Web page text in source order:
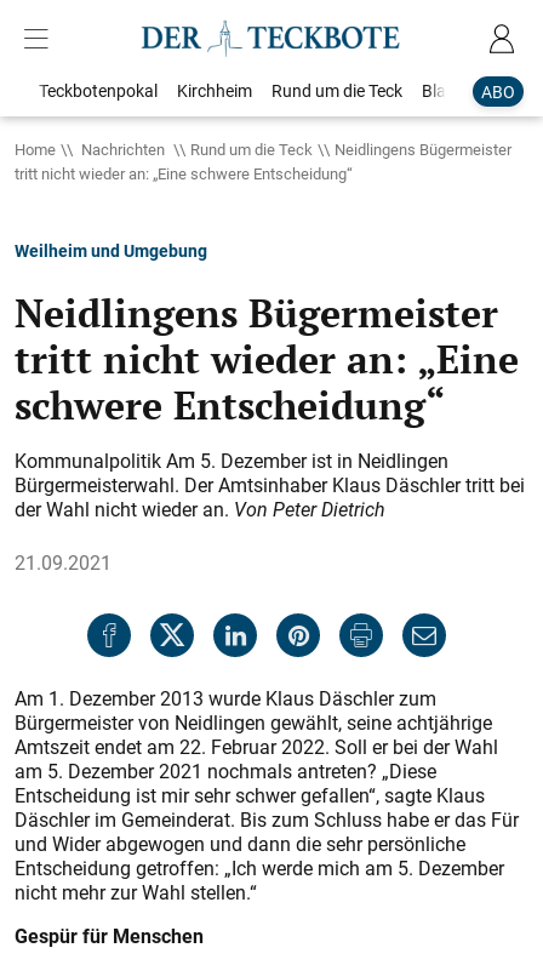
ABO
Teckbotenpokal Kirchheim Rund um die Teck Blaulicht
Home Nachrichten Rund um die Teck
Neidlingens Bügermeister
tritt nicht wieder an: „Eine schwere Entscheidung“
Weilheim und Umgebung
Neidlingens Bügermeister
tritt nicht wieder an: „Eine
schwere Entscheidung“
Kommunalpolitik Am 5. Dezember ist in Neidlingen
Bürgermeisterwahl. Der Amts­inhaber Klaus Däschler tritt bei
der Wahl nicht wieder an. Von Peter Dietrich
21.09.2021
Am 1. Dezember 2013 wurde Klaus Däschler zum
Bürgermeister von Neidlingen gewählt, seine achtjährige
Amtszeit endet am 22. Februar 2022. Soll er bei der Wahl
am 5. Dezember 2021 nochmals antreten? „Diese
Entscheidung ist mir sehr schwer gefallen“, sagte Klaus
Däschler im Gemeinderat. Bis zum Schluss habe er das Für
und Wider abgewogen und dann die sehr persönliche
Entscheidung getroffen: „Ich werde mich am 5. Dezember
nicht mehr zur Wahl stellen.“
Gespür für Menschen